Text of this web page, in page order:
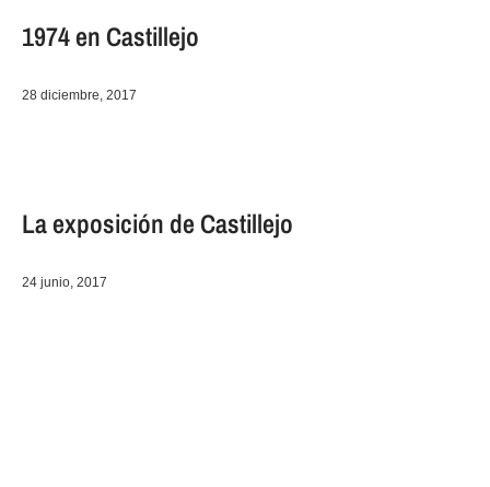
1974 en Castillejo
28 diciembre, 2017
La exposición de Castillejo
24 junio, 2017